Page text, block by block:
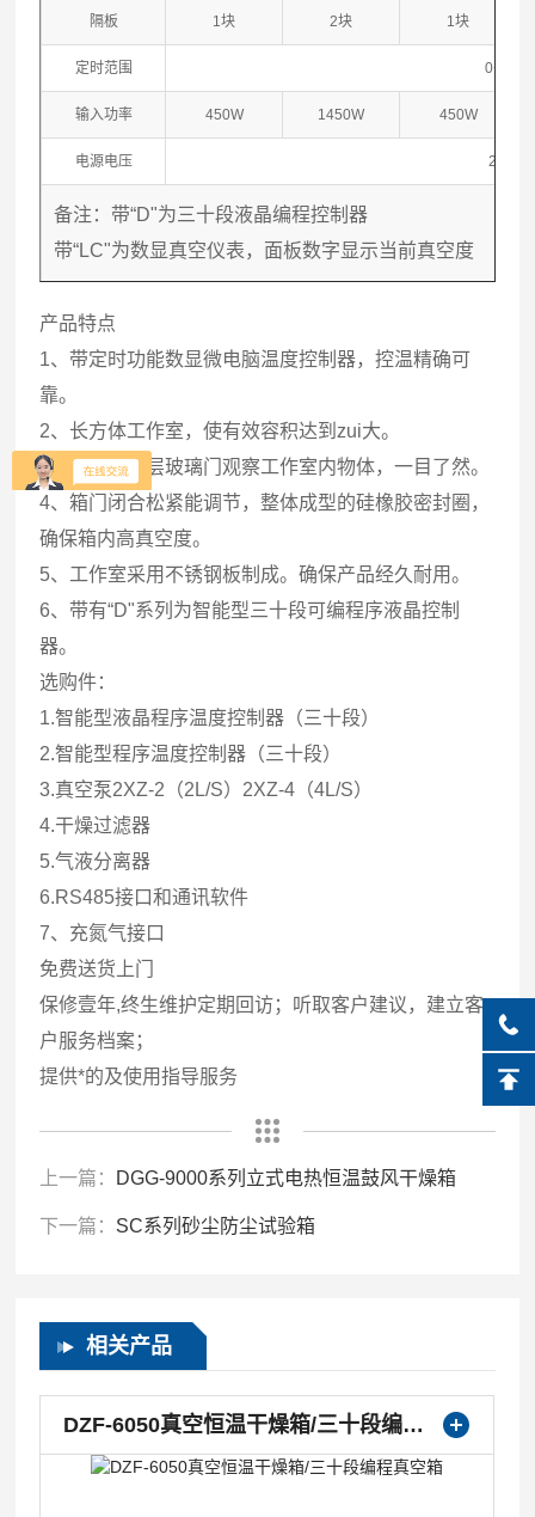
隔板 1块 2块 1块
定时范围 0～
输入功率 450W 1450W 450W
电源电压 220V/
备注：带“D"为三十段液晶编程控制器
带“LC"为数显真空仪表，面板数字显示当前真空度
产品特点
1、带定时功能数显微电脑温度控制器，控温精确可
靠。
2、长方体工作室，使有效容积达到zui大。
3、钢化、双层玻璃门观察工作室内物体，一目了然。
4、箱门闭合松紧能调节，整体成型的硅橡胶密封圈，
确保箱内高真空度。
5、工作室采用不锈钢板制成。确保产品经久耐用。
6、带有“D"系列为智能型三十段可编程序液晶控制
器。
选购件：
1.智能型液晶程序温度控制器（三十段）
2.智能型程序温度控制器（三十段）
3.真空泵2XZ-2（2L/S）2XZ-4（4L/S）
4.干燥过滤器
5.气液分离器
6.RS485接口和通讯软件
7、充氮气接口
免费送货上门
保修壹年,终生维护定期回访；听取客户建议，建立客
户服务档案；
提供*的及使用指导服务
上一篇： DGG-9000系列立式电热恒温鼓风干燥箱
下一篇： SC系列砂尘防尘试验箱
相关产品
DZF-6050真空恒温干燥箱/三十段编程真空箱